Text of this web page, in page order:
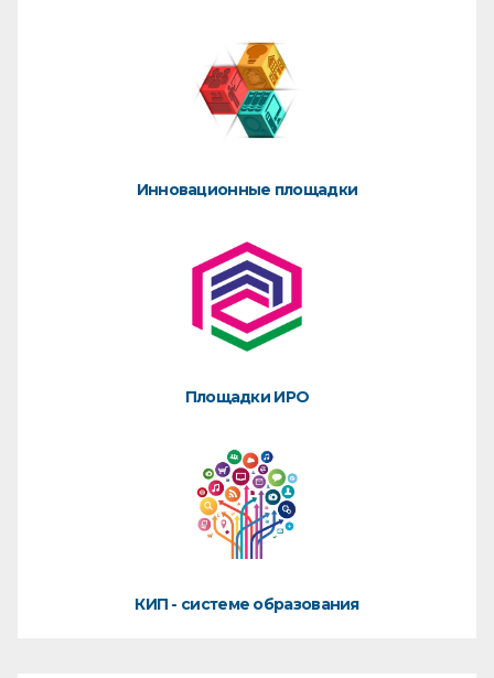
Инновационные площадки
Площадки ИРО
КИП - системе образования